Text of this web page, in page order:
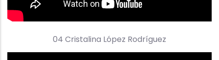
04 Cristalina López Rodríguez